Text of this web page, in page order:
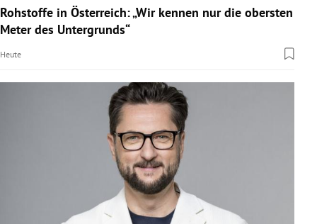
Rohstoffe in Österreich: „Wir kennen nur die obersten
Meter des Untergrunds“
Heute